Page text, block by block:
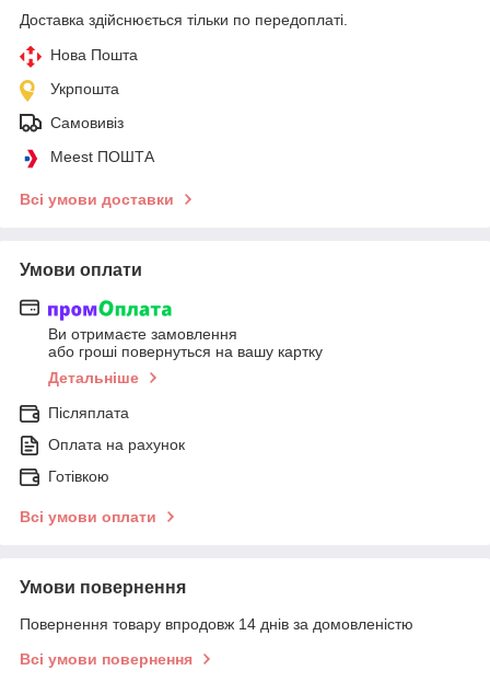
Доставка здійснюється тільки по передоплаті.
Нова Пошта
Укрпошта
Самовивіз
Meest ПОШТА
Всі умови доставки
Умови оплати
Ви отримаєте замовлення
або гроші повернуться на вашу картку
Детальніше
Післяплата
Оплата на рахунок
Готівкою
Всі умови оплати
Умови повернення
Повернення товару впродовж 14 днів за домовленістю
Всі умови повернення